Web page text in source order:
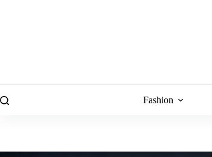
Fashion